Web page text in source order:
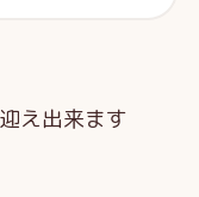
え出来ます